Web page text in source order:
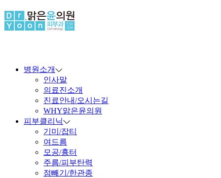
병원소개
인사말
의료진소개
진료안내/오시는길
WHY맑은윤의원
피부클리닉
기미/잡티
여드름
모공/흉터
주름/피부탄력
점빼기/한관종